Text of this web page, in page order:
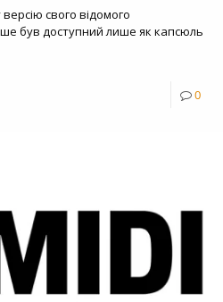
свого відомого
був доступний лише як капсюль
0